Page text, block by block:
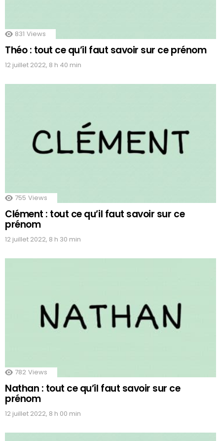
831 Views
Théo : tout ce qu’il faut savoir sur ce prénom
12 juillet 2022, 8 h 40 min
755 Views
Clément : tout ce qu’il faut savoir sur ce
prénom
12 juillet 2022, 8 h 30 min
782 Views
Nathan : tout ce qu’il faut savoir sur ce
prénom
12 juillet 2022, 8 h 00 min